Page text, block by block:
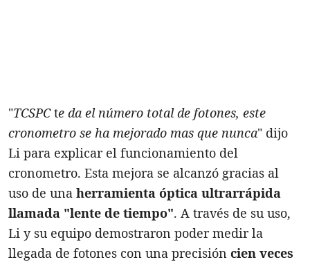
"TCSPCte da el número total de fotones, este
cronometro se ha mejorado mas que nunca" dijo
Li para explicar el funcionamiento del
cronometro. Esta mejora se alcanzó gracias al
uso de una herramienta óptica ultrarrápida
llamada "lente de tiempo". A través de su uso,
Li y su equipo demostraron poder medir la
llegada de fotones con una precisión cien veces